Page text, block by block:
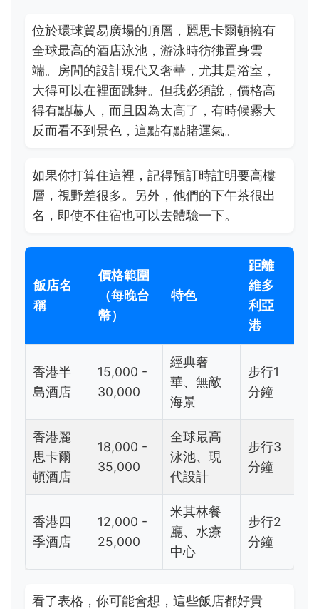
位於環球貿易廣場的頂層，麗思卡爾頓擁有
全球最高的酒店泳池，游泳時彷彿置身雲
端。房間的設計現代又奢華，尤其是浴室，
大得可以在裡面跳舞。但我必須說，價格高
得有點嚇人，而且因為太高了，有時候霧大
反而看不到景色，這點有點賭運氣。
如果你打算住這裡，記得預訂時註明要高樓
層，視野差很多。另外，他們的下午茶很出
名，即使不住宿也可以去體驗一下。
飯店名
稱
價格範圍
（每晚台
幣）
特色
距離
維多
利亞
港
香港半
島酒店
15,000 -
30,000
經典奢
華、無敵
海景
步行1
分鐘
香港麗
思卡爾
頓酒店
18,000 -
35,000
全球最高
泳池、現
代設計
步行3
分鐘
香港四
季酒店
12,000 -
25,000
米其林餐
廳、水療
中心
步行2
分鐘
看了表格，你可能會想，這些飯店都好貴